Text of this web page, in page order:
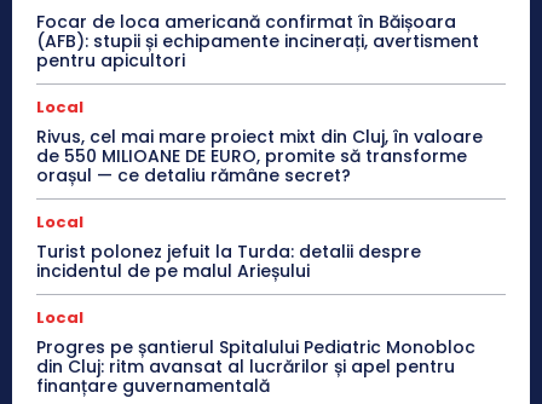
Focar de loca americană confirmat în Băișoara
(AFB): stupii și echipamente incinerați, avertisment
pentru apicultori
Local
Rivus, cel mai mare proiect mixt din Cluj, în valoare
de 550 MILIOANE DE EURO, promite să transforme
orașul — ce detaliu rămâne secret?
Local
Turist polonez jefuit la Turda: detalii despre
incidentul de pe malul Arieșului
Local
Progres pe șantierul Spitalului Pediatric Monobloc
din Cluj: ritm avansat al lucrărilor și apel pentru
finanțare guvernamentală